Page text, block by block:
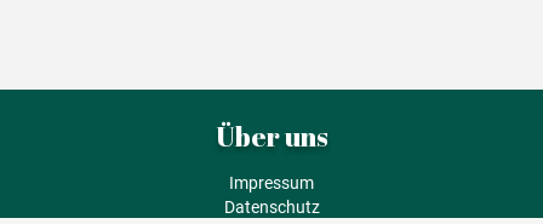
Über uns
Impressum
Datenschutz